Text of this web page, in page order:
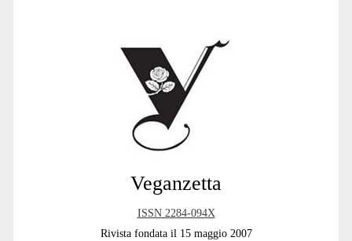
Veganzetta
ISSN 2284-094X
Rivista fondata il 15 maggio 2007